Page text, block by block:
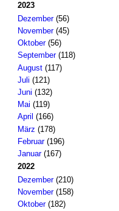
2023
Dezember(56)
November(45)
Oktober(56)
September(118)
August(117)
Juli (121)
Juni (132)
Mai (119)
April (166)
März (178)
Februar(196)
Januar(167)
2022
Dezember(210)
November(158)
Oktober(182)